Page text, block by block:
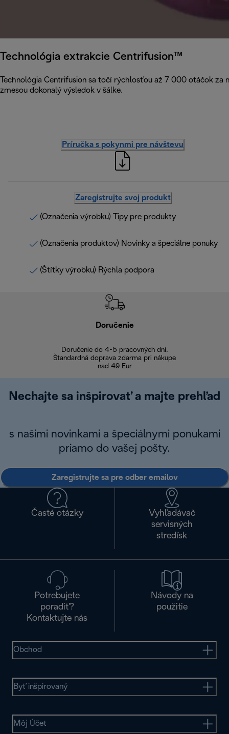
Technológia extrakcie Centrifusion™
Technológia Centrifusion sa točí rýchlosťou až 7 000 otáčok
zmesou dokonalý výsledok v šálke.
Príručka s pokynmi pre návštevu
Zaregistrujte svoj produkt
(Označenia výrobku) Tipy pre produkty
(Označenia produktov) Novinky a špeciálne ponuky
(Štítky výrobku) Rýchla podpora
Doručenie
Doručenie do 4-5 pracovných dní.
Štandardná doprava zdarma pri nákupe
nad 49 Eur
Nechajte sa inšpirovať a majte prehľad
s našimi novinkami a špeciálnymi ponukami
priamo do vašej pošty.
Zaregistrujte sa pre odber emailov
Časté otázky
Vyhľadávač
servisných
stredísk
Potrebujete
poradiť?
Kontaktujte nás
Návody na
použitie
Obchod
Byť inšpirovaný
Môj Účet